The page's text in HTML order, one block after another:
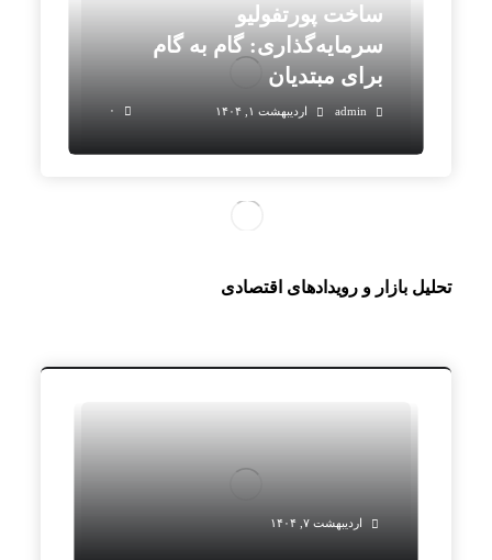
ساخت پورتفولیو
سرمایه‌گذاری: گام به گام
برای مبتدیان
اردیبهشت ۱, ۱۴۰۴ admin ۰
تحلیل بازار و رویدادهای اقتصادی
اردیبهشت ۷, ۱۴۰۴